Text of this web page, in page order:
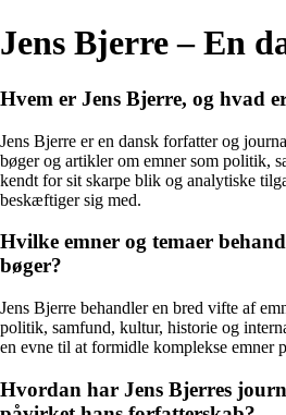
Jens Bjerre – En
Hvem er Jens Bjerre, og hvad
Jens Bjerre er en dansk forfatter og
bøger og artikler om emner som politik,
kendt for sit skarpe blik og analytiske
beskæftiger sig med.
Hvilke emner og temaer
bøger?
Jens Bjerre behandler en bred vifte af
politik, samfund, kultur, historie og
en evne til at formidle komplekse emner
Hvordan har Jens Bjerres